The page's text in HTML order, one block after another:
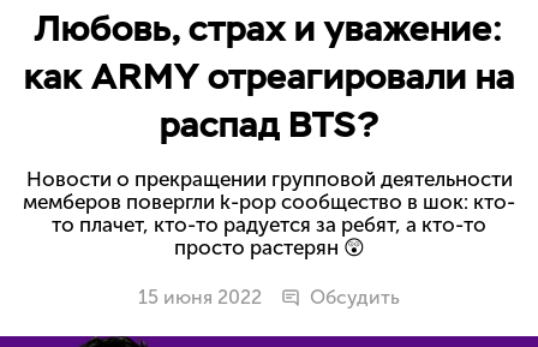
Любовь, страх и уважение:
как ARMY отреагировали на
распад BTS?
Новости о прекращении групповой деятельности
мемберов повергли k-pop cообщество в шок: кто-
то плачет, кто-то радуется за ребят, а кто-то
просто растерян 😲
15 июня 2022 Обсудить